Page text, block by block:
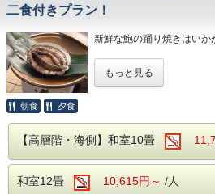
​■チェックイン・チェックア
※夕食付プランの場合、夕
・チェックアウトは嬉しい
※2026年7月18日(土)～
さらに、アルコール・ソフ
※夕食時間は当日ご宿泊
（0570-036-780）
二食付きプラン！
新鮮な鮑の踊り焼きはいか
ちょっと豪華にしたい時
ムと贅沢さです！
て、、、そんなこともこの
と一緒に「鮑の踊り焼き
もっと見る
朝食 夕食
【高層階・海側】和室10畳
和室12畳 10,615円～ /人